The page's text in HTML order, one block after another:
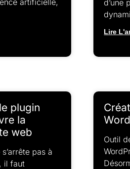
d’une
Lire
plugin
la
web
pas à
il faut
Outil